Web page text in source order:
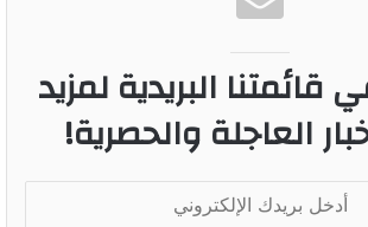
البريدية لمزيد
العاجلة والحصرية!